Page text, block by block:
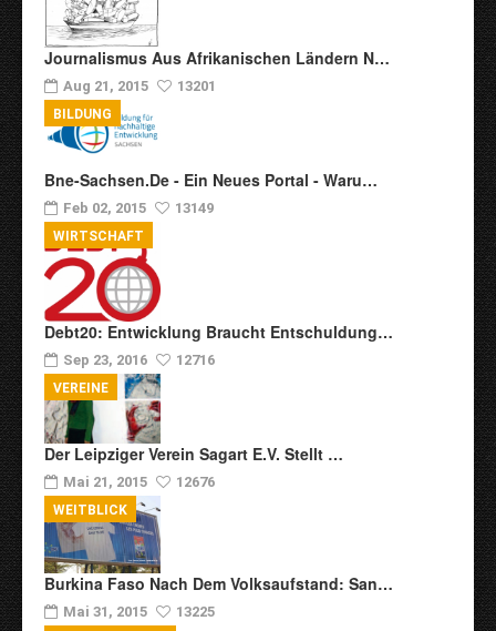
Journalismus Aus Afrikanischen Ländern N…
Aug 21, 2015 13201
Bne-Sachsen.de - Ein Neues Portal - Waru…
Feb 02, 2015 13149
BILDUNG
Debt20: Entwicklung Braucht Entschuldung…
Sep 23, 2016 12716
WIRTSCHAFT
Der Leipziger Verein Sagart E.V. Stellt …
Mai 21, 2015 12676
VEREINE
Burkina Faso Nach Dem Volksaufstand: San…
Mai 31, 2015 13225
WEITBLICK